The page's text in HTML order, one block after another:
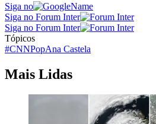
Siga no
Siga no Forum Inter
Siga no Forum Inter
Tópicos
#CNNPopAna Castela
Mais Lidas